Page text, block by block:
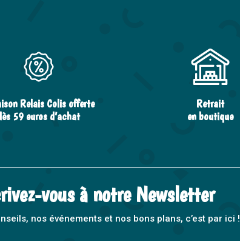
Relais Colis offerte
59 euros d’achat
Retrait
en boutique
vous à notre Newsletter
nos événements et nos bons plans, c’est par ici !